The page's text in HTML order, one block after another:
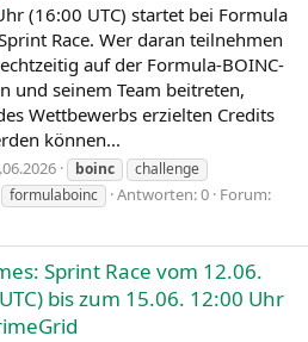
(16:00 UTC) startet bei Formula
Race. Wer daran teilnehmen
auf der Formula-BOINC-
und seinem Team beitreten,
Wettbewerbs erzielten Credits
können...
boinc
challenge
formulaboinc Antworten: 0 Forum:
Sprint Race vom 12.06.
bis zum 15.06. 12:00 Uhr